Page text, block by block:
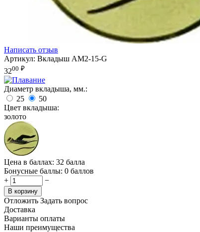
Написать отзыв
Артикул: Вкладыш AM2-15-G
3200 ₽
Диаметр вкладыша, мм.:
25
50
Цвет вкладыша:
золото
Цена в баллах: 32 балла
Бонусные баллы: 0 баллов
+
−
В корзину
Отложить Задать вопрос
Доставка
Варианты оплаты
Наши преимущества